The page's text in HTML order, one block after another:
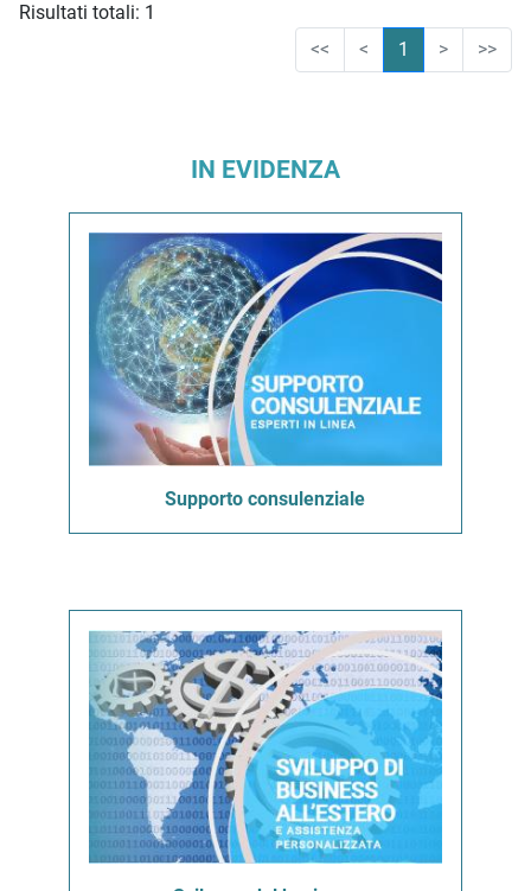
Risultati totali: 1
<<
< 1 > >>
IN EVIDENZA
Supporto consulenziale